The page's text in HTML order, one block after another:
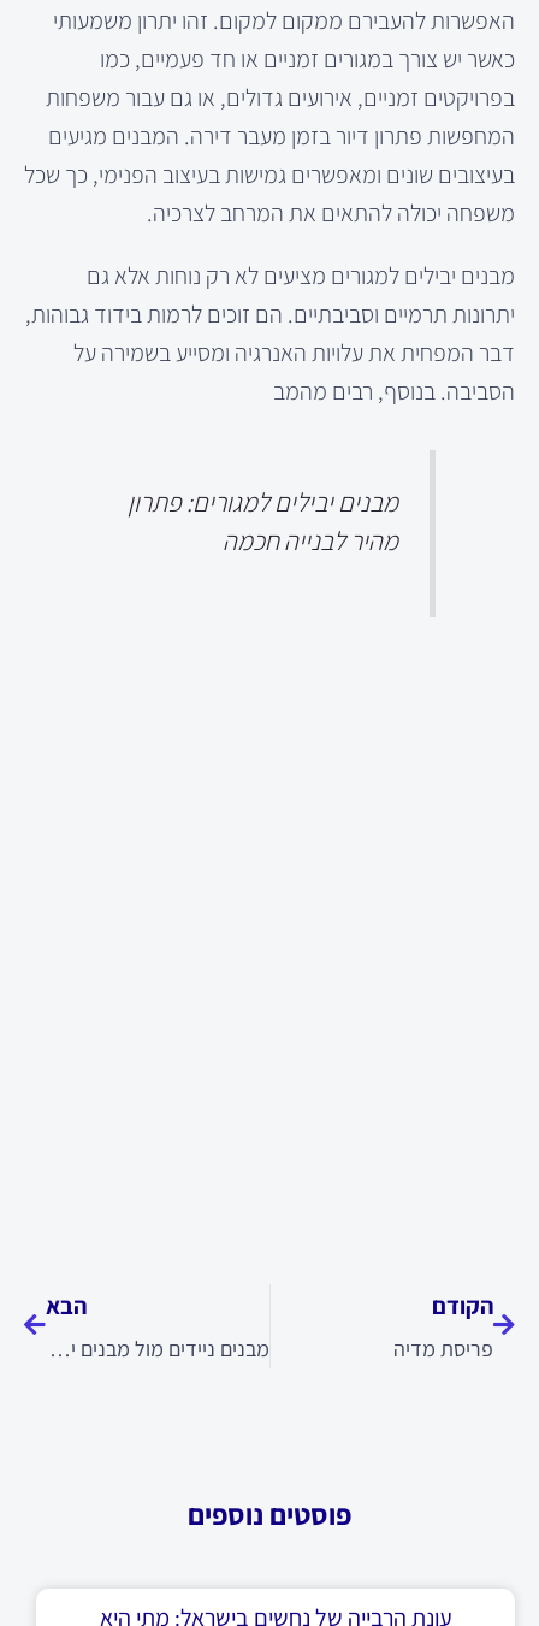
האפשרות להעבירם ממקום למקום. זהו יתרון משמעותי
כאשר יש צורך במגורים זמניים או חד פעמיים, כמו
בפרויקטים זמניים, אירועים גדולים, או גם עבור משפחות
המחפשות פתרון דיור בזמן מעבר דירה. המבנים מגיעים
בעיצובים שונים ומאפשרים גמישות בעיצוב הפנימי, כך שכל
משפחה יכולה להתאים את המרחב לצרכיה.
מבנים יבילים למגורים מציעים לא רק נוחות אלא גם
יתרונות תרמיים וסביבתיים. הם זוכים לרמות בידוד גבוהות,
דבר המפחית את עלויות האנרגיה ומסייע בשמירה על
הסביבה. בנוסף, רבים מהמב
מבנים יבילים למגורים: פתרון
מהיר לבנייה חכמה
הקודם
פריסת מדיה
הבא
מבנים ניידים מול מבנים יבילים: מה ההבדל
פוסטים נוספים
עונת הרבייה של נחשים בישראל: מתי היא